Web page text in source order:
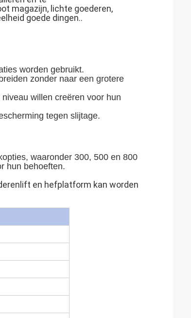
magazijn, lichte goederen,
goede dingen..
worden gebruikt.
zonder naar een grotere
willen creëren voor hun
tegen slijtage.
waaronder 300, 500 en 800
hun behoeften.
en hefplatform kan worden